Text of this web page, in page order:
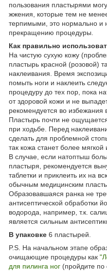
пользования пластырями
жжения, которые тем не
терпимыми, это нормально и
прекращению процедуры.
Как правильно
На чистую сухую кожу
пластырь красной (розовой)
наклеивания. Время
помыть ноги и наклеить
процедуру до тех пор, пока
от здоровой кожи и не
рекомендуется во избежания
Пластырь почти не
при ходьбе. Перед
сделать для проблемной
так кожа станет более мягкой
В случае, если натоптыш
пластыря, рекомендуется
таблетки и приклеить их на
обычным медицинским
Образовавшаяся ранка не
антисептической обработки
водорода, например, т.к.
является сильным
В упаковке 6 пластырей.
P.S. На начальном этапе
очищающие процедуры как
для пилинга ног (пройдите